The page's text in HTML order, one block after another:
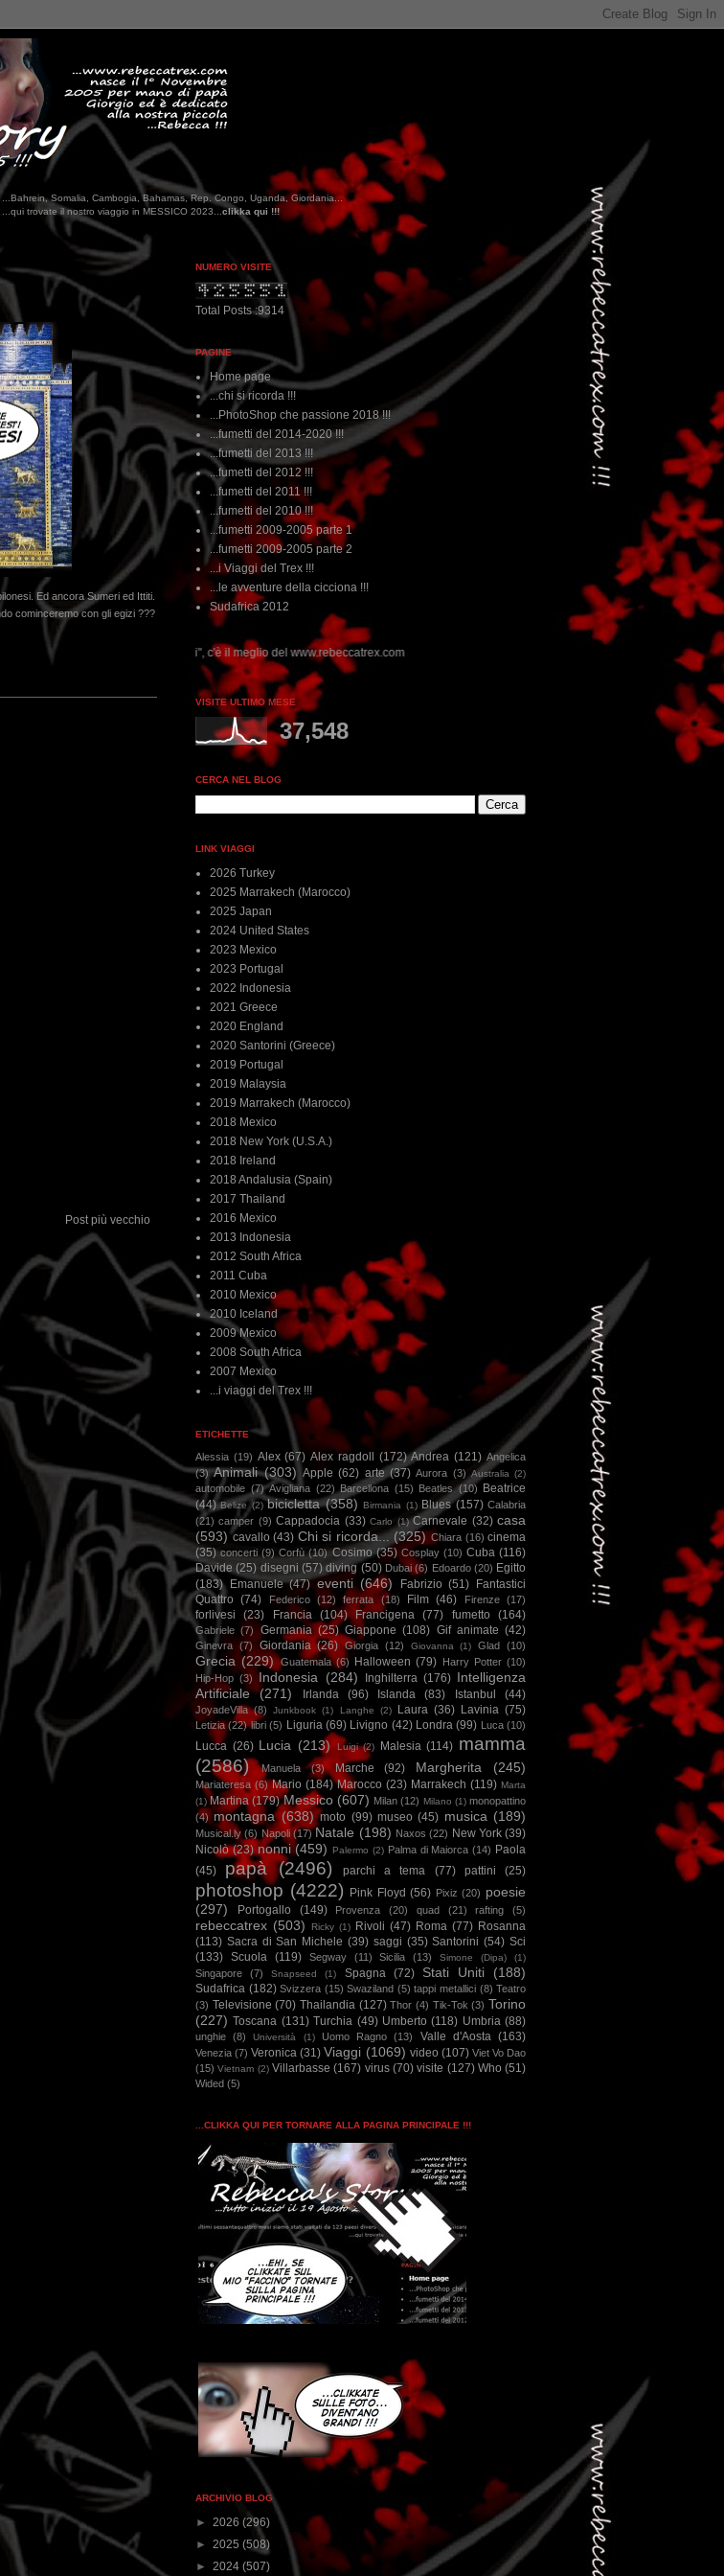
Somalia, Cambogia, Bahamas, Rep. Congo, Uganda, Giordania...
MESSICO 2023...clikka qui !!!
Ed ancora Sumeri ed Ittiti.
cominceremo con gli egizi ???
Post più vecchio
NUMERO VISITE
Total Posts :9314
PAGINE
Home page
...chi si ricorda !!!
...PhotoShop che passione 2018 !!!
...fumetti del 2014-2020 !!!
...fumetti del 2013 !!!
...fumetti del 2012 !!!
...fumetti del 2011 !!!
...fumetti del 2010 !!!
...fumetti 2009-2005 parte 1
...fumetti 2009-2005 parte 2
...i Viaggi del Trex !!!
...le avventure della cicciona !!!
Sudafrica 2012
clikka "qui", c'è il meglio del www.rebeccatrex.com
VISITE ULTIMO MESE
37,548
CERCA NEL BLOG
LINK VIAGGI
2026 Turkey
2025 Marrakech (Marocco)
2025 Japan
2024 United States
2023 Mexico
2023 Portugal
2022 Indonesia
2021 Greece
2020 England
2020 Santorini (Greece)
2019 Portugal
2019 Malaysia
2019 Marrakech (Marocco)
2018 Mexico
2018 New York (U.S.A.)
2018 Ireland
2018 Andalusia (Spain)
2017 Thailand
2016 Mexico
2013 Indonesia
2012 South Africa
2011 Cuba
2010 Mexico
2010 Iceland
2009 Mexico
2008 South Africa
2007 Mexico
...i viaggi del Trex !!!
ETICHETTE
Alessia (19) Alex (67) Alex ragdoll (172) Andrea (121) Angelica
(3) Animali (303) Apple (62) arte (37) Aurora (3) Australia (2)
automobile (7) Avigliana (22) Barcellona (15) Beatles (10)
Beatrice
(44) Belize (2) bicicletta (358) Birmania (1) Blues (157) Calabria
(21) camper (9) Cappadocia (33) Carlo (1) Carnevale (32) casa
(593) cavallo (43) Chi si ricorda... (325) Chiara (16) cinema
(35) concerti (9) Corfù (10) Cosimo (35) Cosplay (10) Cuba (116)
Davide (25) disegni (57) diving (50) Dubai (6) Edoardo (20) Egitto
(183)
Emanuele (47) eventi (646) Fabrizio (51)
Fantastici
Quattro (74) Federico (12) ferrata (18) Film (46) Firenze (17)
forlivesi (23) Francia (104) Francigena (77) fumetto (164)
Gabriele (7) Germania (25) Giappone (108) Gif animate (42)
Ginevra (7) Giordania (26) Giorgia (12) Giovanna (1) Glad (10)
Grecia (229) Guatemala (6) Halloween (79) Harry Potter (10)
Hip-Hop (3) Indonesia (284) Inghilterra (176) Intelligenza
Artificiale
(271) Irlanda (96) Islanda (83) Istanbul (44)
JoyadeVilla (8) Junkbook (1) Langhe (2) Laura (36) Lavinia (75)
Letizia (22) libri (5) Liguria (69) Livigno (42) Londra (99) Luca (10)
Lucca (26) Lucia (213) Luigi (2) Malesia (114) mamma
(2586)
Manuela (3) Marche (92) Margherita (245)
Mariateresa (6) Mario (184) Marocco (23) Marrakech (119) Marta
(1) Martina (179) Messico (607) Milan (12) Milano (1) monopattino
(4) montagna (638) moto (99) museo (45) musica (189)
Musical.ly (6) Napoli (17) Natale (198) Naxos (22) New York (39)
Nicolò (23) nonni (459) Palermo (2) Palma di Maiorca (14) Paola
(45)
papà (2496) parchi a tema (77) pattini (25)
photoshop (4222) Pink Floyd (56) Pixiz (20) poesie
(297)
Portogallo (149) Provenza (20) quad (21) rafting (5)
rebeccatrex (503) Ricky (1) Rivoli (47) Roma (77) Rosanna
(113) Sacra di San Michele (39) saggi (35) Santorini (54) Sci
(133) Scuola (119) Segway (11) Sicilia (13) Simone (Dipa) (1)
Singapore (7) Snapseed (1) Spagna (72) Stati Uniti (188)
Sudafrica (182) Svizzera (15) Swaziland (5) tappi metallici (8) Teatro
(3) Televisione (70) Thailandia (127) Thor (4) Tik-Tok (3) Torino
(227) Toscana (131) Turchia (49) Umberto (118) Umbria (88)
unghie (8) Università (1) Uomo Ragno (13) Valle d'Aosta (163)
Venezia (7) Veronica (31) Viaggi (1069) video (107) Viet Vo Dao
(15) Vietnam (2) Villarbasse (167) virus (70) visite (127) Who (51)
Wided (5)
...CLIKKA QUI PER TORNARE ALLA PAGINA PRINCIPALE !!!
ARCHIVIO BLOG
► 2026 (296)
► 2025 (508)
► 2024 (507)